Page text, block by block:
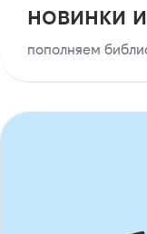
новинки
пополняем